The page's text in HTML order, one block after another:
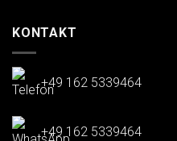
KONTAKT
+49 162 5339464
+49 162 5339464